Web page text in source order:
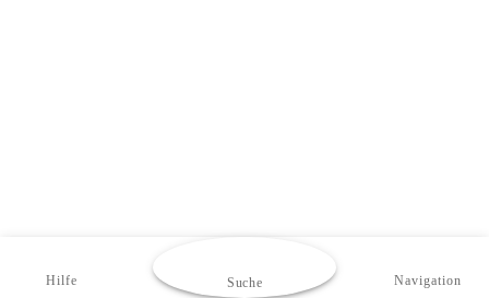
Hilfe Suche Navigation